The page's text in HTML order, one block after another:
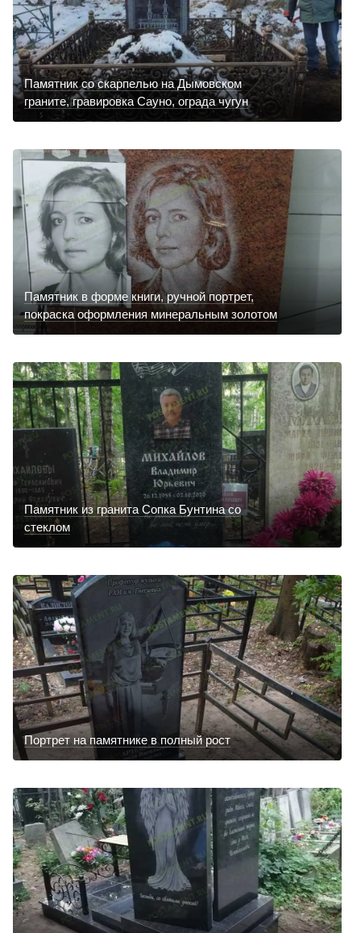
Памятник со скарпелью на Дымовском
граните, гравировка Сауно, ограда чугун
Памятник в форме книги, ручной портрет,
покраска оформления минеральным золотом
Памятник из гранита Сопка Бунтина со
стеклом
Портрет на памятнике в полный рост